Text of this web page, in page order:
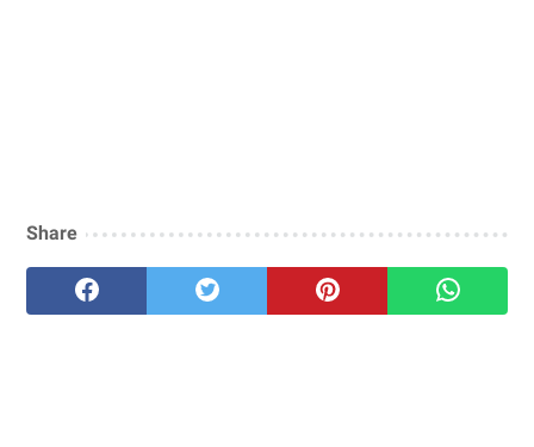
Share